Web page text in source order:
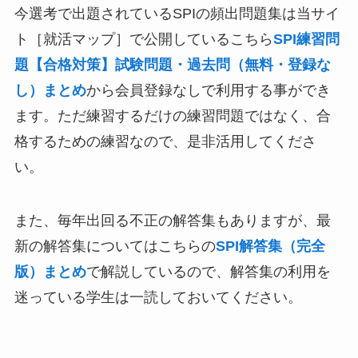
今選考で出題されているSPIの頻出問題集は当サイ
ト［就活マップ］で公開しているこちらSPI練習問
題【合格対策】試験問題・過去問（無料・登録な
し）まとめから会員登録なしで利用する事ができ
ます。ただ練習するだけの練習問題ではなく、合
格するための練習なので、是非活用してくださ
い。
また、毎年出回る不正の解答集もありますが、最
新の解答集についてはこちらのSPI解答集（完全
版）まとめで解説しているので、解答集の利用を
迷っている学生は一読しておいてください。